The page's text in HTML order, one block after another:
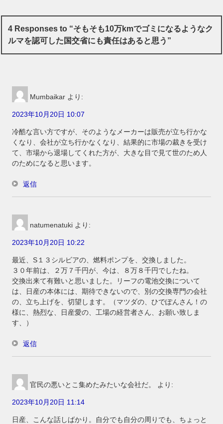
4 Responses to “そもそも10万kmでゴミになるようなク
ルマを認可した国交省にも責任はあると思う”
Mumbaikar より:
2023年10月20日 10:07
冷酷な言い方ですが、そのようなメーカーは販売が立ち行かな
くなり、会社が立ち行かなくなり、結果的に市場の裁きを受け
て、市場から退場してくれた方が、大きな目で見て世のため人
のためになると思います。
返信
natumenatuki より:
2023年10月20日 10:22
最近、S１３シルビアの、燃料ポンプを、交換しました。
３０年前は、２万７千円が、今は、８万８千円でしたね。
交換出来て有難いと思いました。リーフの電池交換について
は、日産の本体には、期待できないので、別の交換専門の会社
の、立ち上げを、切望します。（マツダの、ひでぽんさん！の
様に、熱烈な、日産愛の、工場の経営者さん、お願い致しま
す、）
返信
官民の悪いとこ集めたみたいな会社だ。 より:
2023年10月20日 11:14
日産、こんな話しばかり。自分でも自分の周りでも、ちょっと